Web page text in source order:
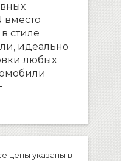
вместо
стиле
идеально
любых
цены указаны в